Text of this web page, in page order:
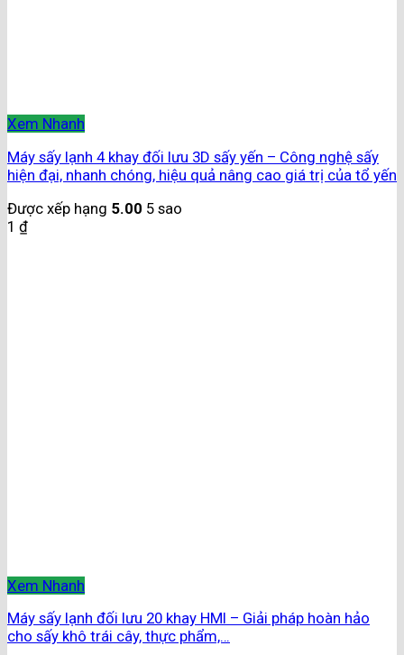
Xem Nhanh
Máy sấy lạnh 4 khay đối lưu 3D sấy yến – Công nghệ sấy
hiện đại, nhanh chóng, hiệu quả nâng cao giá trị của tổ yến
Được xếp hạng 5.00 5 sao
1 ₫
Xem Nhanh
Máy sấy lạnh đối lưu 20 khay HMI – Giải pháp hoàn hảo
cho sấy khô trái cây, thực phẩm,…